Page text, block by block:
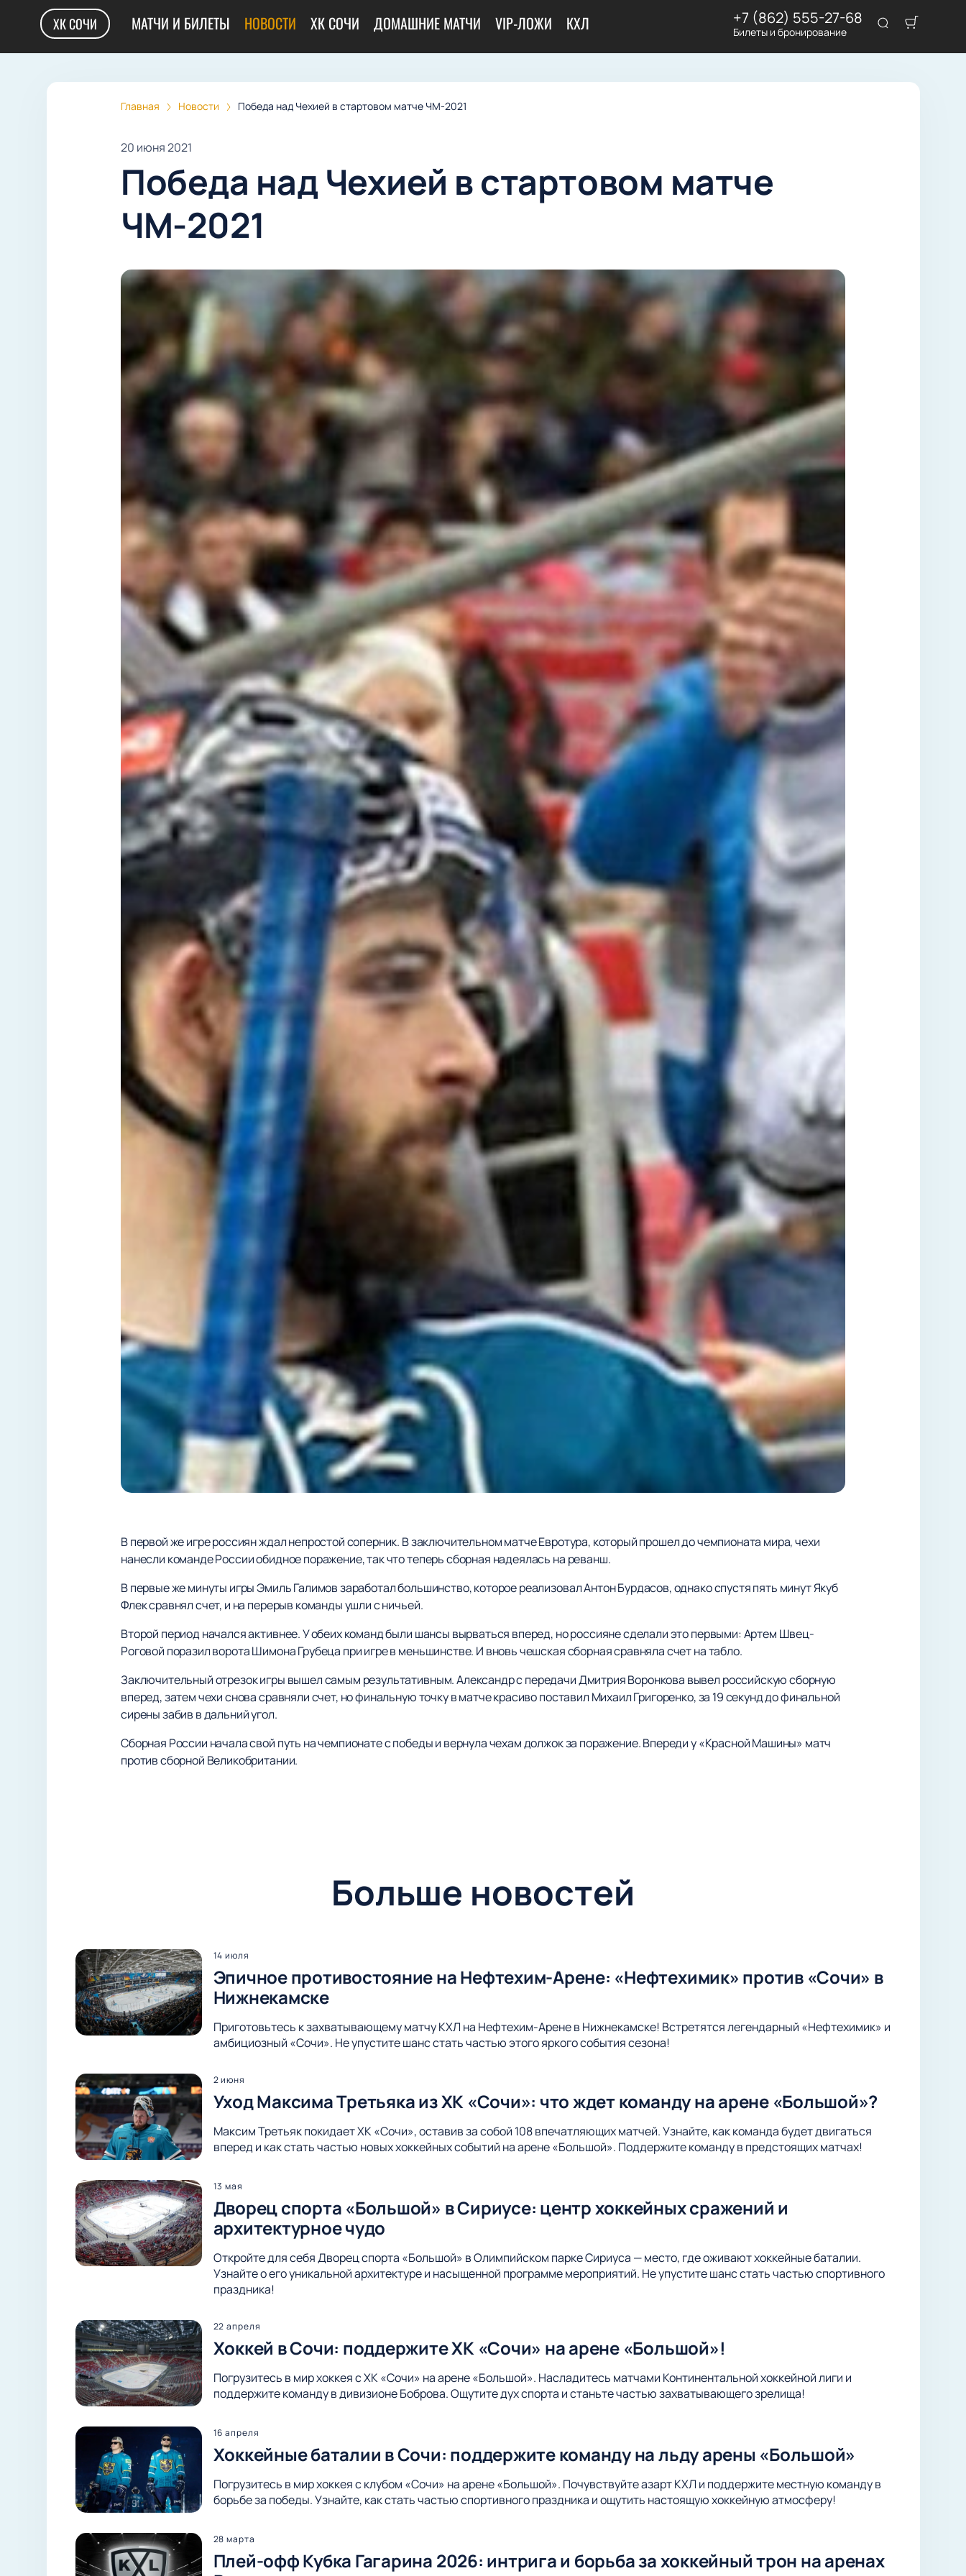
ХК СОЧИ МАТЧИ И БИЛЕТЫ НОВОСТИ ХК СОЧИ ДОМАШНИЕ МАТЧИ VIP-ЛОЖИ КХЛ +7 (862) 555-27-68
Билеты и бронирование
Главная Новости Победа над Чехией в стартовом матче ЧМ-2021
20 июня 2021
Победа над Чехией в стартовом матче
ЧМ-2021
В первой же игре россиян ждал непростой соперник. В заключительном матче Евротура, который прошел до чемпионата мира, чехи
нанесли команде России обидное поражение, так что теперь сборная надеялась на реванш.
В первые же минуты игры Эмиль Галимов заработал большинство, которое реализовал Антон Бурдасов, однако спустя пять минут Якуб
Флек сравнял счет, и на перерыв команды ушли с ничьей.
Второй период начался активнее. У обеих команд были шансы вырваться вперед, но россияне сделали это первыми: Артем Швец-
Роговой поразил ворота Шимона Грубеца при игре в меньшинстве. И вновь чешская сборная сравняла счет на табло.
Заключительный отрезок игры вышел самым результативным. Александр с передачи Дмитрия Воронкова вывел российскую сборную
вперед, затем чехи снова сравняли счет, но финальную точку в матче красиво поставил Михаил Григоренко, за 19 секунд до финальной
сирены забив в дальний угол.
Сборная России начала свой путь на чемпионате с победы и вернула чехам должок за поражение. Впереди у «Красной Машины» матч
против сборной Великобритании.
Больше новостей
14 июля
Эпичное противостояние на Нефтехим-Арене: «Нефтехимик» против «Сочи» в
Нижнекамске
Приготовьтесь к захватывающему матчу КХЛ на Нефтехим-Арене в Нижнекамске! Встретятся легендарный «Нефтехимик» и
амбициозный «Сочи». Не упустите шанс стать частью этого яркого события сезона!
2 июня
Уход Максима Третьяка из ХК «Сочи»: что ждет команду на арене «Большой»?
Максим Третьяк покидает ХК «Сочи», оставив за собой 108 впечатляющих матчей. Узнайте, как команда будет двигаться
вперед и как стать частью новых хоккейных событий на арене «Большой». Поддержите команду в предстоящих матчах!
13 мая
Дворец спорта «Большой» в Сириусе: центр хоккейных сражений и
архитектурное чудо
Откройте для себя Дворец спорта «Большой» в Олимпийском парке Сириуса — место, где оживают хоккейные баталии.
Узнайте о его уникальной архитектуре и насыщенной программе мероприятий. Не упустите шанс стать частью спортивного
праздника!
22 апреля
Хоккей в Сочи: поддержите ХК «Сочи» на арене «Большой»!
Погрузитесь в мир хоккея с ХК «Сочи» на арене «Большой». Насладитесь матчами Континентальной хоккейной лиги и
поддержите команду в дивизионе Боброва. Ощутите дух спорта и станьте частью захватывающего зрелища!
16 апреля
Хоккейные баталии в Сочи: поддержите команду на льду арены «Большой»
Погрузитесь в мир хоккея с клубом «Сочи» на арене «Большой». Почувствуйте азарт КХЛ и поддержите местную команду в
борьбе за победы. Узнайте, как стать частью спортивного праздника и ощутить настоящую хоккейную атмосферу!
28 марта
Плей-офф Кубка Гагарина 2026: интрига и борьба за хоккейный трон на аренах